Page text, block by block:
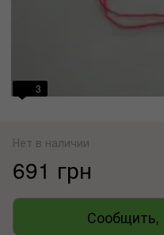
3
Нет в наличии
691 грн
Сообщить,